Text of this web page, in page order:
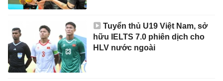
Tuyển thủ U19 Việt Nam, sở
hữu IELTS 7.0 phiên dịch cho
HLV nước ngoài